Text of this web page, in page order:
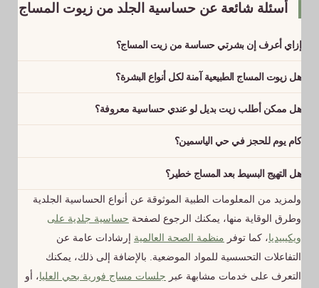
أسئلة شائعة عن حساسية الجلد من زيوت المساج
إزاي أعرف إن بشرتي حساسة من زيت المساج؟
لو حسيتي باحمرار أو حكة أو حرقان خفيف بعد الجلسة بدقايق، فده
غالبًا رد فعل تحسسي. مهم توقفي استخدام الزيت وتستشيري طبيب
هل زيوت المساج الطبيعية آمنة لكل أنواع البشرة؟
مش دايمًا. حتى الزيوت الطبيعية ممكن تسبب تهيج لو البشرة حساسة
جدًا من مكون معين زي زيت اللوز أو بعض الزيوت العطرية المركزة.
هل ممكن أطلب زيت بديل لو عندي حساسية معروفة؟
أكيد، بنسألك قبل الجلسة عن أي حساسية سابقة، وبنجهزلك بديل
مناسب لبشرتك من مجموعة زيوتنا المصنّفة.
كام يوم للحجز في حي الياسمين؟
في العادة الحجز بيتم في نفس اليوم، والفريق بيوصل خلال مدة
قصيرة حسب موقعك داخل الحي.
هل التهيج البسيط بعد المساج خطير؟
غالبًا لأ، وبيروح لوحده خلال ساعات. لكن لو استمر أكتر من يوم أو زاد،
لازم تستشيري طبيب جلدية فورًا.
ولمزيد من المعلومات الطبية الموثوقة عن أنواع الحساسية الجلدية
وطرق الوقاية منها، يمكنك الرجوع لصفحة حساسية جلدية على
ويكيبيديا، كما توفر منظمة الصحة العالمية إرشادات عامة عن
التفاعلات التحسسية للمواد الموضعية. بالإضافة إلى ذلك، يمكنك
التعرف على خدمات مشابهة عبر جلسات مساج فورية بحي العليا، أو